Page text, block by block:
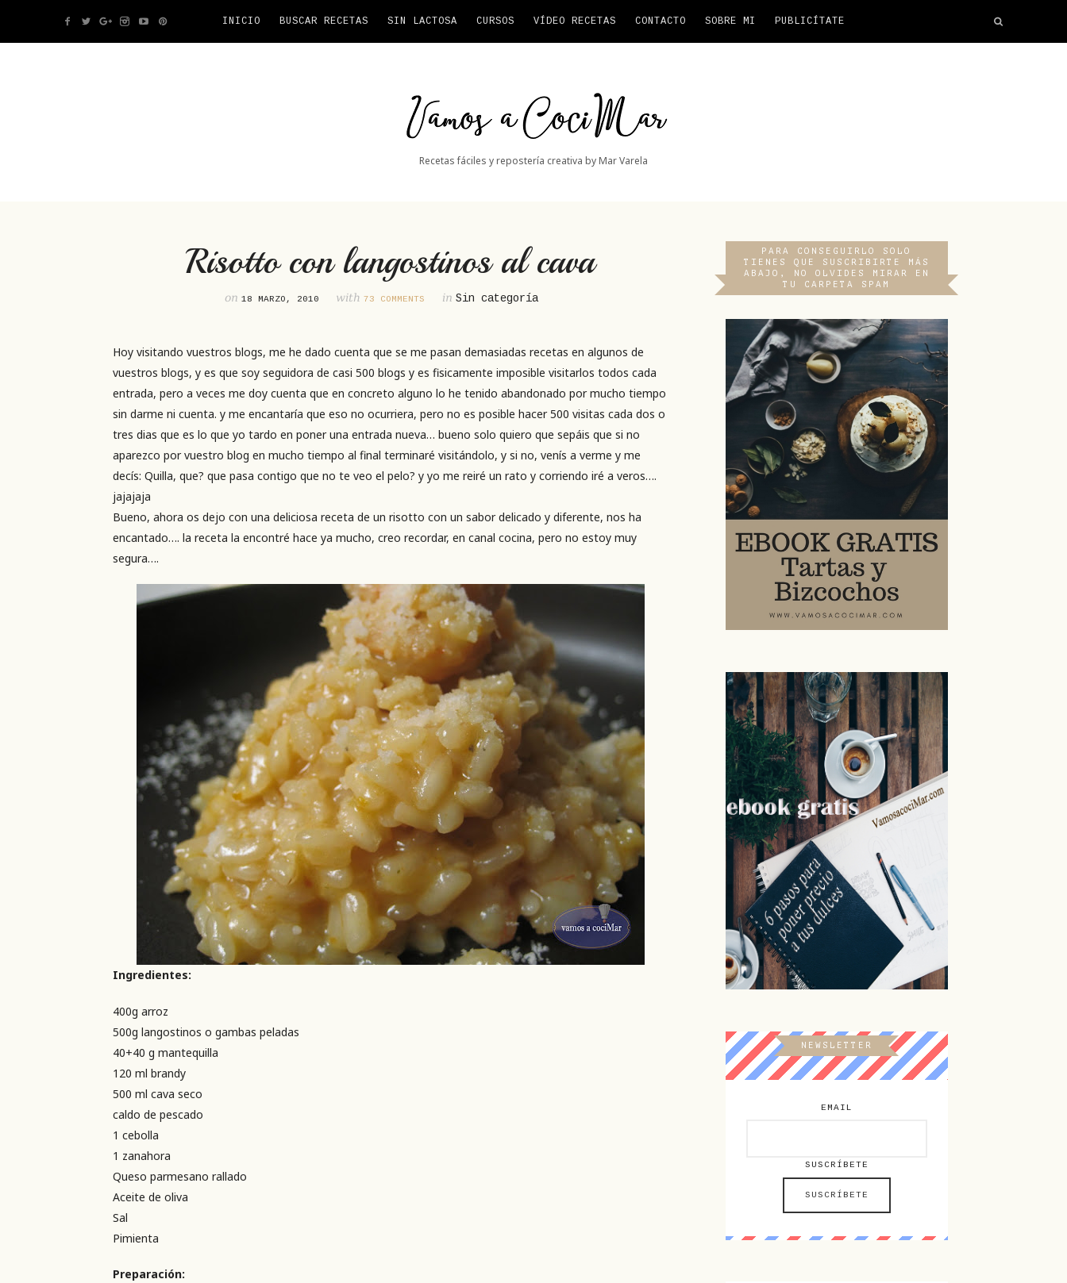
INICIO BUSCAR RECETAS SIN LACTOSA CURSOS VÍDEO RECETAS CONTACTO SOBRE MI PUBLICÍTATE
Vamos
CociMar
Recetas fáciles y repostería creativa by Mar Varela
Risotto con langostinos al cava
on18 MARZO, 2010 with73 COMMENTS inSin categoría
Hoy visitando vuestros blogs, me he dado cuenta que se me pasan demasiadas recetas en algunos de
vuestros blogs, y es que soy seguidora de casi 500 blogs y es fisicamente imposible visitarlos todos cada
entrada, pero a veces me doy cuenta que en concreto alguno lo he tenido abandonado por mucho tiempo
sin darme ni cuenta. y me encantaría que eso no ocurriera, pero no es posible hacer 500 visitas cada dos o
tres dias que es lo que yo tardo en poner una entrada nueva… bueno solo quiero que sepáis que si no
aparezco por vuestro blog en mucho tiempo al final terminaré visitándolo, y si no, venís a verme y me
decís: Quilla, que? que pasa contigo que no te veo el pelo? y yo me reiré un rato y corriendo iré a veros….
jajajaja
Bueno, ahora os dejo con una deliciosa receta de un risotto con un sabor delicado y diferente, nos ha
encantado…. la receta la encontré hace ya mucho, creo recordar, en canal cocina, pero no estoy muy
segura….
Ingredientes:
400g arroz
500g langostinos o gambas peladas
40+40 g mantequilla
120 ml brandy
500 ml cava seco
caldo de pescado
1 cebolla
1 zanahora
Queso parmesano rallado
Aceite de oliva
Sal
Pimienta
Preparación:
PARA CONSEGUIRLO SOLO
TIENES QUE SUSCRIBIRTE MÁS
ABAJO, NO OLVIDES MIRAR EN
TU CARPETA SPAM
NEWSLETTER
EMAIL
SUSCRÍBETE